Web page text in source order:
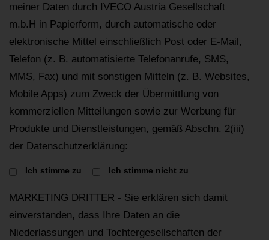
meiner Daten durch IVECO Austria Gesellschaft
m.b.H in Papierform, durch automatische oder
elektronische Mittel einschließlich Post oder E-Mail,
Telefon (z. B. automatisierte Telefonanrufe, SMS,
MMS, Fax) und mit sonstigen Mitteln (z. B. Websites,
Mobile Apps) zum Zweck der Übermittlung von
kommerziellen Mitteilungen sowie zur Werbung für
Produkte und Dienstleistungen, gemäß Abschn. 2(iii)
der Datenschutzerklärung:
Ich stimme zu Ich stimme nicht zu
MARKETING DRITTER - Sie erklären sich damit
einverstanden, dass Ihre Daten an die
Niederlassungen und Tochtergesellschaften der